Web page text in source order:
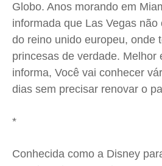
Globo. Anos morando em
informada que Las Vegas
do reino unido europeu, onde
princesas de verdade. Melhor
informa, Você vai conhecer
dias sem precisar renovar o
*
Conhecida como a Disney